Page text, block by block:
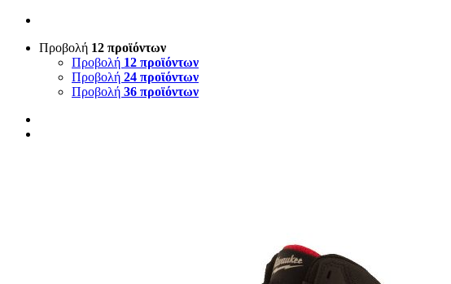
Προβολή 12 προϊόντων
Προβολή 12 προϊόντων
Προβολή 24 προϊόντων
Προβολή 36 προϊόντων